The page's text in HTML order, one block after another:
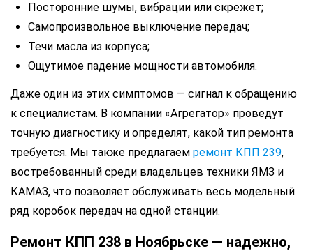
Посторонние шумы, вибрации или скрежет;
Самопроизвольное выключение передач;
Течи масла из корпуса;
Ощутимое падение мощности автомобиля.
Даже один из этих симптомов — сигнал к обращению
к специалистам. В компании «Агрегатор» проведут
точную диагностику и определят, какой тип ремонта
требуется. Мы также предлагаем ремонт КПП 239,
востребованный среди владельцев техники ЯМЗ и
КАМАЗ, что позволяет обслуживать весь модельный
ряд коробок передач на одной станции.
Ремонт КПП 238 в Ноябрьске — надежно,